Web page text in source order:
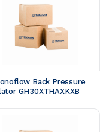
Back Pressure
GH30XTHAXKXB